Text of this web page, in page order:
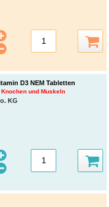
D3 NEM Tabletten
und Muskeln
KG